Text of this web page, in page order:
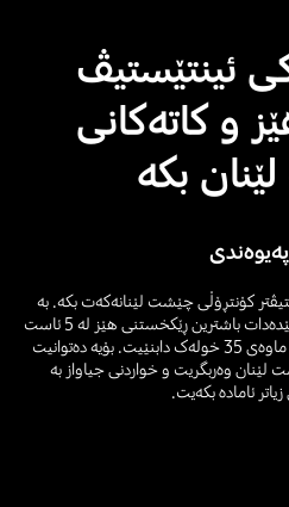
ئینتێستیڤ
و کاتەکانی
بکە
کۆنتڕۆڵی چێشت لێنانەکەت بکە. بە
پێچێکی سادە، Dual Dials ڕێگەت پێدەدات باشترین ڕێکخستنی هێز لە 5 ئاست
هەڵبژێریت و کاتی چێشت لێنان بۆ ماوەی 35 خولەک دابنێیت. بۆیە دەتوانیت
وەربگریت و خواردنی جیاواز بە
ئامادە بکەیت.